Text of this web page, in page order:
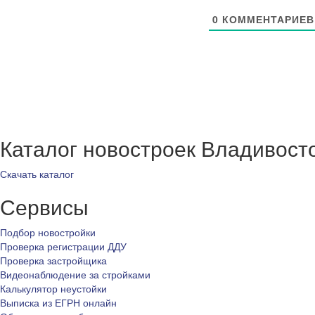
0 КОММЕНТАРИЕВ
Каталог новостроек
Скачать каталог
Сервисы
Подбор новостройки
Проверка регистрации ДДУ
Проверка застройщика
Видеонаблюдение за стройками
Калькулятор неустойки
Выписка из ЕГРН онлайн